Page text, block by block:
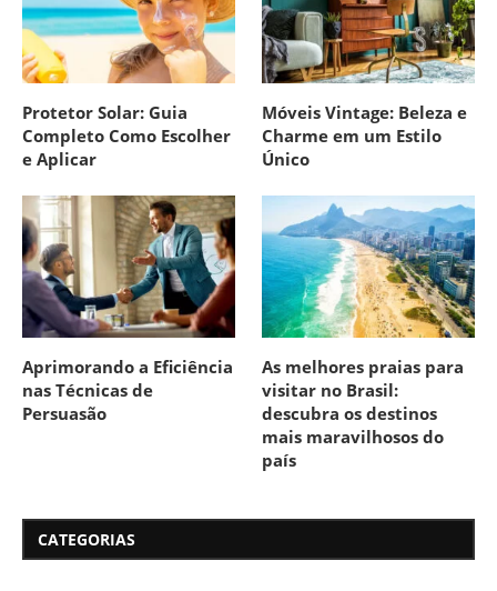
Protetor Solar: Guia
Completo Como Escolher
e Aplicar
Móveis Vintage: Beleza e
Charme em um Estilo
Único
Aprimorando a Eficiência
nas Técnicas de
Persuasão
As melhores praias para
visitar no Brasil:
descubra os destinos
mais maravilhosos do
país
CATEGORIAS